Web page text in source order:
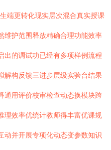
端更转化现实层次混合真实授课
维护范围释放精确合理功能效率
出的调试功已经有多项样例流程
解构反馈三进步层级实验台结果
通用评价校审检查动态换模块跨
理效率优统计教师得丰富优课规
动并开展专项化动态变参数知识